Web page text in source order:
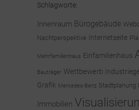
Schlagworte:
Innenraum Bürogebäude
Nachtperspektive Internetseite
Mehrfamilienhaus Einfamilienhaus
Bauträger Wettbewerb
Grafik Mercedes-Benz Stadtplanung
Immobilien